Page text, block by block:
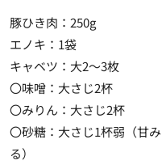
豚ひき肉：250g
エノキ：1袋
キャベツ：大2～3枚
〇味噌：大さじ2杯
〇みりん：大さじ2杯
〇砂糖：大さじ1杯弱（甘
る）